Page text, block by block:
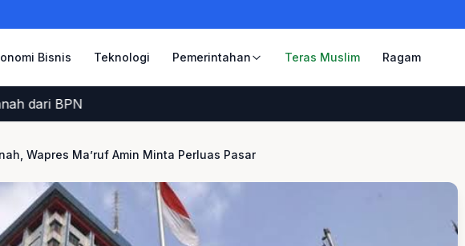
Bisnis Teknologi Pemerintahan Teras Muslim Ragam
BPN
Wapres Ma’ruf Amin Minta Perluas Pasar